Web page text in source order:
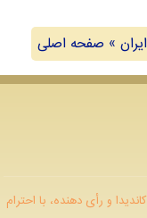
ایران » صفحه اصلی
و رأی دهنده، با احترام